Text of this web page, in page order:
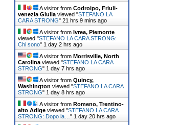
A visitor from Codroipo, Friuli-
venezia Giulia viewed "STEFANO LA
CARA STRONG" 21 hrs 9 mins ago
A visitor from Ivrea, Piemonte
viewed "STEFANO LA CARA STRONG:
Chi sono" 1 day 2 hrs ago
A visitor from Morrisville, North
Carolina viewed "STEFANO LA CARA
STRONG" 1 day 7 hrs ago
A visitor from Quincy,
Washington viewed "STEFANO LA CARA
STRONG" 1 day 8 hrs ago
A visitor from Romeno, Trentino-
alto Adige viewed "STEFANO LA CARA
STRONG: Dopo la… " 1 day 20 hrs ago